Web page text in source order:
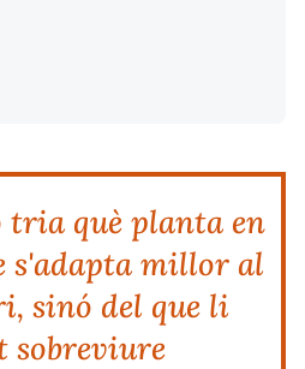
tria què planta en
s'adapta millor al
sinó del que li
sobreviure